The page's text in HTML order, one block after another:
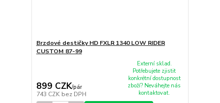
Brzdové destičky HD FXLR 1340 LOW RIDER
CUSTOM 87-99
899 CZK/pár
743 CZK bez DPH
Externí sklad.
Potřebujete zjistit
konkrétní dostupnost
zboží? Neváhejte nás
kontaktovat.